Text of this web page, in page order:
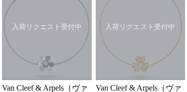
入荷リクエスト受付中
Van Cleef & Arpels（ヴァ
入荷リクエスト受付中
Van Cleef & Arpels（ヴァ